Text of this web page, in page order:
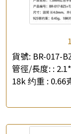
貨號: BR-017-
管徑/長度: :
18k 约重 : 0.66